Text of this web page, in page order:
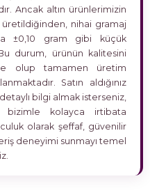
Ancak altın ürünlerimizin
nihai gramaj
±0,10 gram gibi küçük
durum, ürünün kalitesini
olup tamamen üretim
Satın aldığınız
bilgi almak isterseniz,
bizimle kolayca irtibata
olarak şeffaf, güvenilir
deneyimi sunmayı temel